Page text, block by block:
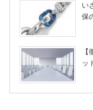
い
保
ッ